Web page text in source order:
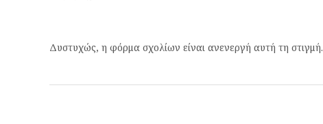
Δυστυχώς, η φόρμα σχολίων είναι ανενεργή αυτή τη στιγμή.